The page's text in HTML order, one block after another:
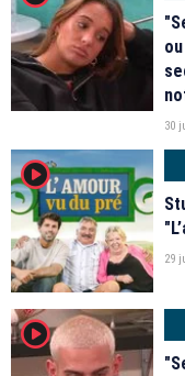
30
player2
29
player2